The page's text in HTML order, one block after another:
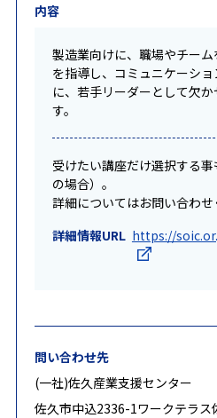
内容
製造業向けに、職場やチー
を指導し、コミュニケーシ
に、若手リーダーとして欠
す。
受けたい講座だけ選択する
の場合）。
詳細についてはお問い合わせ
詳細情報URL https://
問い合わせ先
(一社)佐久産業支援センター
佐久市中込2336-1ワークテラス